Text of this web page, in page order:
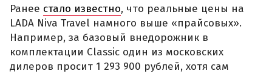
Ранее стало известно, что реальные цены на
LADA Niva Travel намного выше «прайсовых».
Например, за базовый внедорожник в
комплектации Classic один из московских
дилеров просит 1 293 900 рублей, хотя сам